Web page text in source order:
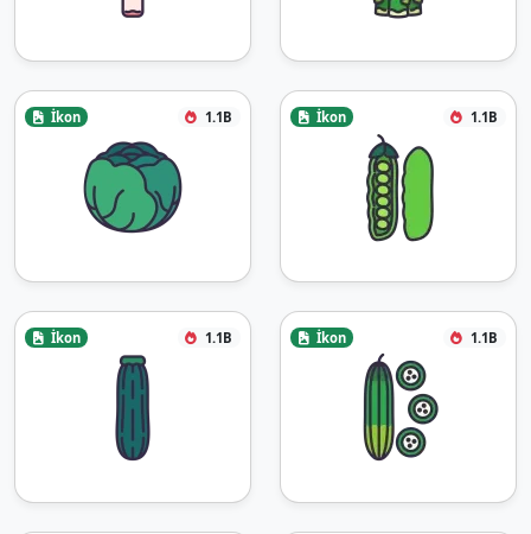
İkon 1.1B İkon 1.1B
İkon 1.1B İkon 1.1B